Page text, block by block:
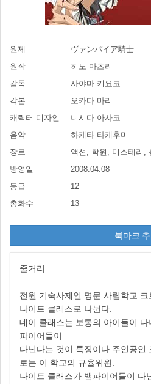
원제
ヴァンパイア騎士
원작
히노 마츠리
감독
사야마 키요코
각본
오카다 마리
캐릭터 디자인
니시다 아사코
음악
하케타 타케후미
장르
액션, 학원, 미스테리,
방영일
2008.04.08
등급
12
총화수
13
북마크
줄거리
전원 기숙사제인 명문 사립학교
나이트 클래스로 나뉜다.
데이 클래스는 보통의 아이들이
파이어들이
다닌다는 것이 특징이다.주인공인
로는 이 학교의 규율위원.
나이트 클래스가 뱀파이어들이 다